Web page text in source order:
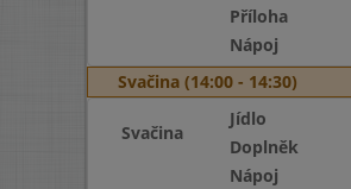
Příloha
Nápoj
Svačina (14:00 - 14:30)
Svačina
Jídlo
Doplněk
Nápoj